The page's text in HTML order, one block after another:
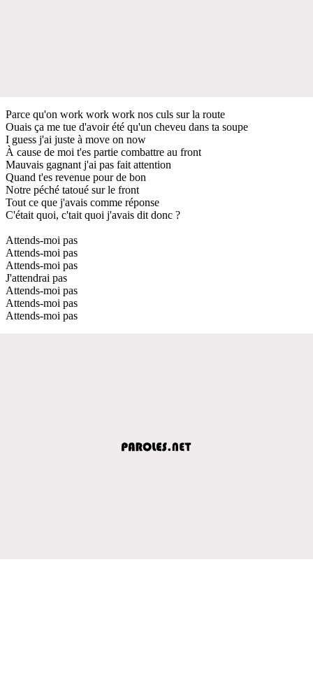
Parce qu'on work work work nos culs sur la route
Ouais ça me tue d'avoir été qu'un cheveu dans ta soupe
I guess j'ai juste à move on now
À cause de moi t'es partie combattre au front
Mauvais gagnant j'ai pas fait attention
Quand t'es revenue pour de bon
Notre péché tatoué sur le front
Tout ce que j'avais comme réponse
C'était quoi, c'tait quoi j'avais dit donc ?
Attends-moi pas
Attends-moi pas
Attends-moi pas
J'attendrai pas
Attends-moi pas
Attends-moi pas
Attends-moi pas